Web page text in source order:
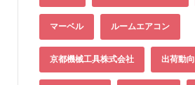
マーベル ルームエアコン
京都機械工具株式会社 出荷動向